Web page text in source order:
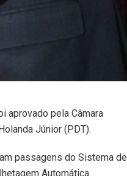
aprovado pela Câmara
Júnior (PDT).
passagens do Sistema de
Automática.